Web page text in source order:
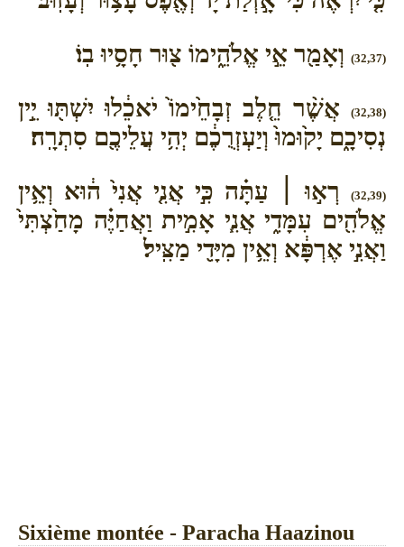
(32,37) וְאָמַ֖ר אֵ֣י אֱלֹהֵ֑ימוֹ צ֖וּר חָסָ֥יוּ בֽוֹ׃
(32,38)
אֲשֶׁ֨ר חֵ֤לֶב זְבָחֵ֙ימוֹ֙ יֹאכֵ֔לוּ יִשְׁתּ֖וּ יֵ֣ין
נְסִיכָ֑ם יָק֙וּמוּ֙ וְיַעְזְרֻכֶ֔ם יְהִ֥י עֲלֵיכֶ֖ם סִתְרָֽה׃
(32,39)
רְא֣וּ ׀ עַתָּ֗ה כִּ֣י אֲנִ֤י אֲנִי֙ ה֔וּא וְאֵ֥ין
אֱלֹהִ֖ים עִמָּדִ֑י אֲנִ֧י אָמִ֣ית וַאֲחַיֶּ֗ה מָחַ֙צְתִּי֙
וַאֲנִ֣י אֶרְפָּ֔א וְאֵ֥ין מִיָּדִ֖י מַצִּֽיל׃
Sixième montée - Paracha Haazinou